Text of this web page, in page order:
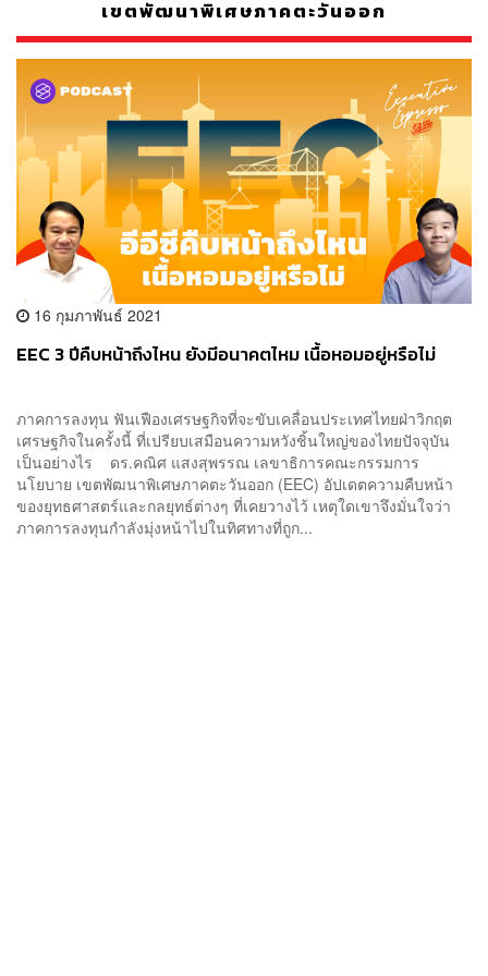
เขตพัฒนาพิเศษภาคตะวันออก
16 กุมภาพันธ์ 2021
EEC 3 ปีคืบหน้าถึงไหน ยังมีอนาคตไหม เนื้อหอมอยู่หรือไม่
ภาคการลงทุน ฟันเฟืองเศรษฐกิจที่จะขับเคลื่อนประเทศไทยฝ่าวิกฤต
เศรษฐกิจในครั้งนี้ ที่เปรียบเสมือนความหวังชิ้นใหญ่ของไทยปัจจุบัน
เป็นอย่างไร ดร.คณิศ แสงสุพรรณ เลขาธิการคณะกรรมการ
นโยบาย เขตพัฒนาพิเศษภาคตะวันออก (EEC) อัปเดตความคืบหน้า
ของยุทธศาสตร์และกลยุทธ์ต่างๆ ที่เคยวางไว้ เหตุใดเขาจึงมั่นใจว่า
ภาคการลงทุนกำลังมุ่งหน้าไปในทิศทางที่ถูก...